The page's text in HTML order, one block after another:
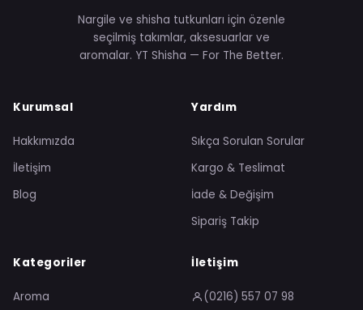
Nargile ve shisha tutkunları için özenle
seçilmiş takımlar, aksesuarlar ve
aromalar. YT Shisha — For The Better.
Kurumsal
Hakkımızda
İletişim
Blog
Yardım
Sıkça Sorulan Sorular
Kargo & Teslimat
İade & Değişim
Sipariş Takip
Kategoriler
Aroma
İletişim
(0216) 557 07 98